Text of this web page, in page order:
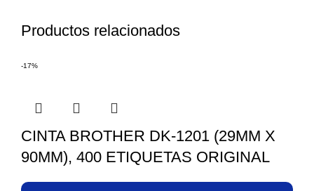
Productos relacionados
-17%
CINTA BROTHER DK-1201 (29MM X
90MM), 400 ETIQUETAS ORIGINAL